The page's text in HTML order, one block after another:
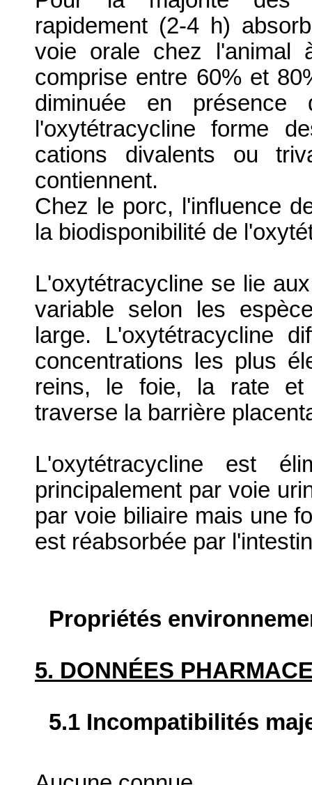
rapidement (2-4 h)
voie orale chez l'animal
comprise entre 60% et
diminuée en présence
l'oxytétracycline forme
cations divalents ou
contiennent.
Chez le porc, l'influence
la biodisponibilité de
L'oxytétracycline se lie
variable selon les
large. L'oxytétracycline
concentrations les plus
reins, le foie, la rate et
traverse la barrière
L'oxytétracycline est
principalement par voie
par voie biliaire mais une
est réabsorbée par
Propriétés
5. DONNÉES
5.1 Incompatibilités